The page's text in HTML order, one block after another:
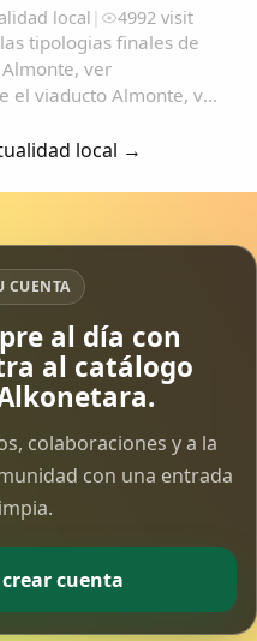
local | 4992 visit
tipologias finales de
ver
el viaducto Almonte, ver
local →
CUENTA
al día con
al catálogo
colaboraciones y a la
con una entrada
cuenta